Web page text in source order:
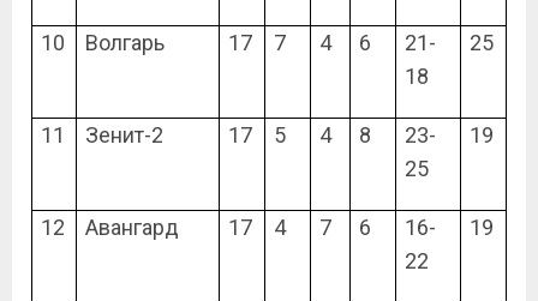
10 Волгарь 17 7 4 6
21-
18
25
11 Зенит-2 17 5 4 8
23-
25
19
12 Авангард 17 4 7 6
16-
22
19